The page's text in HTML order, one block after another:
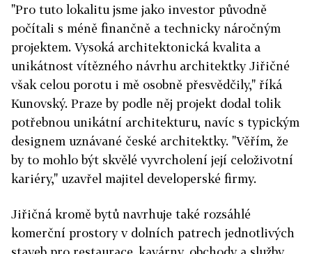
"Pro tuto lokalitu jsme jako investor původně
počítali s méně finančně a technicky náročným
projektem. Vysoká architektonická kvalita a
unikátnost vítězného návrhu architektky Jiřičné
však celou porotu i mě osobně přesvědčily," říká
Kunovský. Praze by podle něj projekt dodal tolik
potřebnou unikátní architekturu, navíc s typickým
designem uznávané české architektky. "Věřím, že
by to mohlo být skvělé vyvrcholení její celoživotní
kariéry," uzavřel majitel developerské firmy.
Jiřičná kromě bytů navrhuje také rozsáhlé
komerční prostory v dolních patrech jednotlivých